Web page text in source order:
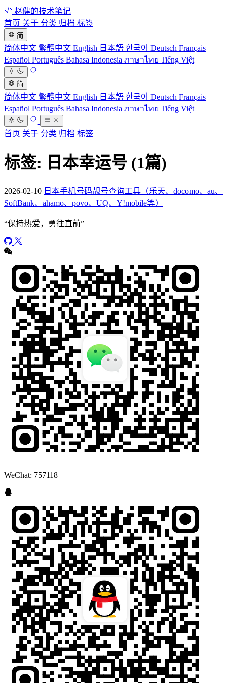
赵健的技术笔记
首页 关于 分类 归档 标签
简
简体中文 繁體中文 English 日本語 한국어 Deutsch Français
Español Português Bahasa Indonesia ภาษาไทย Tiếng Việt
简
简体中文 繁體中文 English 日本語 한국어 Deutsch Français
Español Português Bahasa Indonesia ภาษาไทย Tiếng Việt
首页 关于 分类 归档 标签
标签: 日本幸运号 (1篇)
2026-02-10 日本手机号码靓号查询工具（乐天、docomo、au、
SoftBank、ahamo、povo、UQ、Y!mobile等）
“保持热爱，勇往直前”
WeChat: 757118